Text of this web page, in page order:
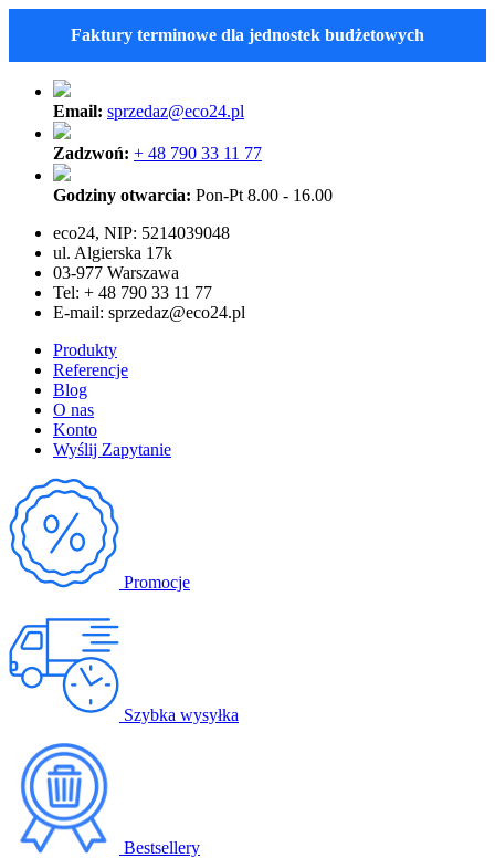
Faktury terminowe dla jednostek budżetowych
Email: sprzedaz@eco24.pl
Zadzwoń: + 48 790 33 11 77
Godziny otwarcia: Pon-Pt 8.00 - 16.00
eco24, NIP: 5214039048
ul. Algierska 17k
03-977 Warszawa
Tel: + 48 790 33 11 77
E-mail: sprzedaz@eco24.pl
Produkty
Referencje
Blog
O nas
Konto
Wyślij Zapytanie
Promocje
Szybka wysyłka
Bestsellery